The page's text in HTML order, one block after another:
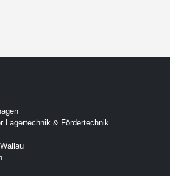
Lagertechnik & Fördertechnik